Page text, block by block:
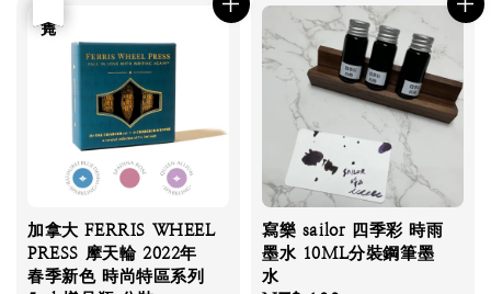
加拿大 FERRIS WHEEL
PRESS 摩天輪 2022年
春季新色 時尚特區系列
寫樂 sailor 四季彩 時雨
墨水 10ML分裝鋼筆墨
水